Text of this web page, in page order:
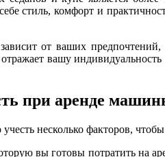
стиль, комфорт и
от ваших
вашу
при аренде
несколько факторов,
вы готовы потратить на